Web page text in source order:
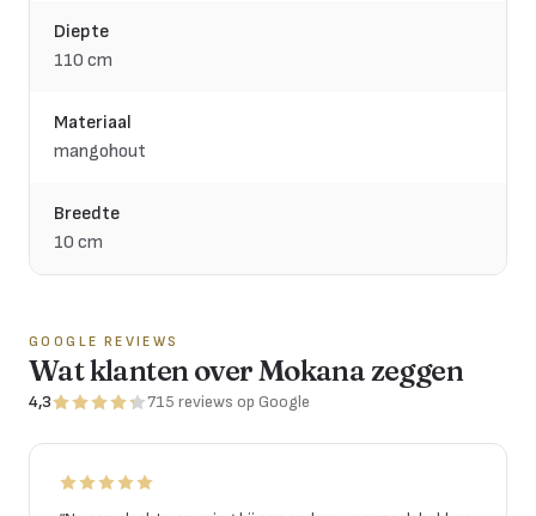
Diepte
110 cm
Materiaal
mangohout
Breedte
10 cm
GOOGLE REVIEWS
Wat klanten over Mokana zeggen
4,3 715 reviews op Google